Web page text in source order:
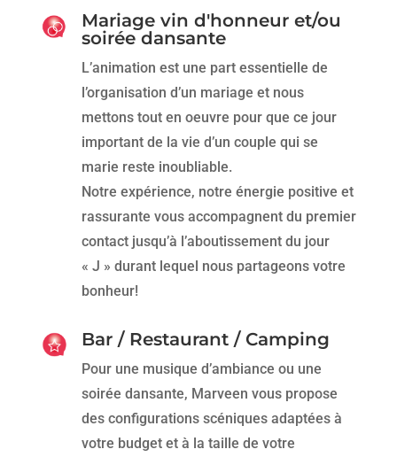
Mariage vin d'honneur et/ou
soirée dansante
L’animation est une part essentielle de
l’organisation d’un mariage et nous
mettons tout en oeuvre pour que ce jour
important de la vie d’un couple qui se
marie reste inoubliable.
Notre expérience, notre énergie positive et
rassurante vous accompagnent du premier
contact jusqu’à l’aboutissement du jour
« J » durant lequel nous partageons votre
bonheur!
Bar / Restaurant / Camping
Pour une musique d’ambiance ou une
soirée dansante, Marveen vous propose
des configurations scéniques adaptées à
votre budget et à la taille de votre